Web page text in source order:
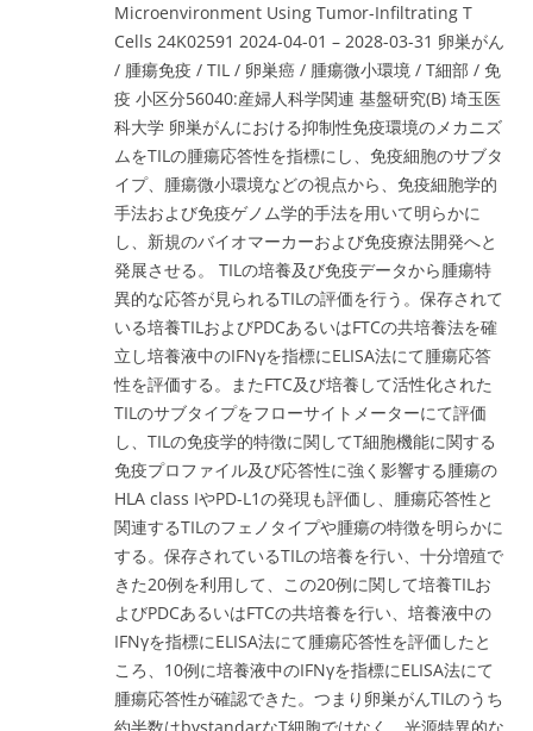
Microenvironment Using Tumor-Infiltrating T
Cells 24K02591 2024-04-01 – 2028-03-31 卵巣がん
/ 腫瘍免疫 / TIL / 卵巣癌 / 腫瘍微小環境 / T細部 / 免
疫 小区分56040:産婦人科学関連 基盤研究(B) 埼玉医
科大学 卵巣がんにおける抑制性免疫環境のメカニズ
ムをTILの腫瘍応答性を指標にし、免疫細胞のサブタ
イプ、腫瘍微小環境などの視点から、免疫細胞学的
手法および免疫ゲノム学的手法を用いて明らかに
し、新規のバイオマーカーおよび免疫療法開発へと
発展させる。 TILの培養及び免疫データから腫瘍特
異的な応答が見られるTILの評価を行う。保存されて
いる培養TILおよびPDCあるいはFTCの共培養法を確
立し培養液中のIFNγを指標にELISA法にて腫瘍応答
性を評価する。またFTC及び培養して活性化された
TILのサブタイプをフローサイトメーターにて評価
し、TILの免疫学的特徴に関してT細胞機能に関する
免疫プロファイル及び応答性に強く影響する腫瘍の
HLA class IやPD-L1の発現も評価し、腫瘍応答性と
関連するTILのフェノタイプや腫瘍の特徴を明らかに
する。 保存されているTILの培養を行い、十分増殖で
きた20例を利用して、この20例に関して培養TILお
よびPDCあるいはFTCの共培養を行い、培養液中の
IFNγを指標にELISA法にて腫瘍応答性を評価したと
ころ、10例に培養液中のIFNγを指標にELISA法にて
腫瘍応答性が確認できた。つまり卵巣がんTILのうち